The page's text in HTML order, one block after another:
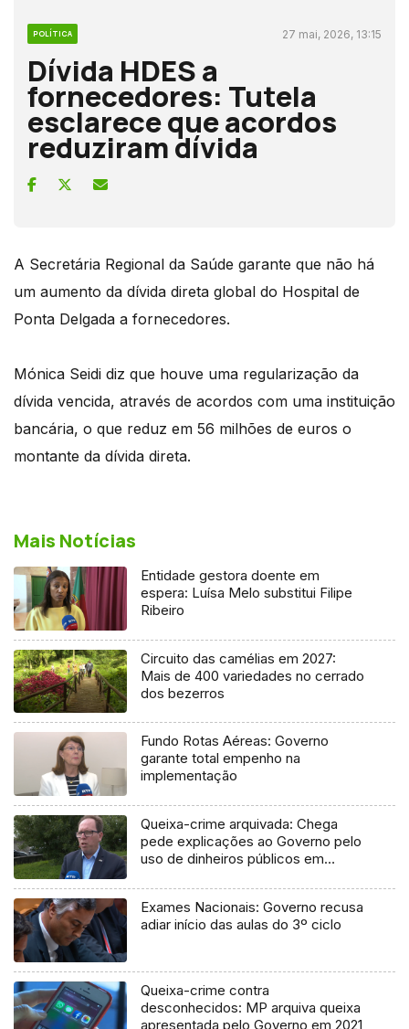
POLÍTICA 27 mai, 2026, 13:15
Dívida HDES a
fornecedores: Tutela
esclarece que acordos
reduziram dívida
A Secretária Regional da Saúde garante que não há
um aumento da dívida direta global do Hospital de
Ponta Delgada a fornecedores.
Mónica Seidi diz que houve uma regularização da
dívida vencida, através de acordos com uma instituição
bancária, o que reduz em 56 milhões de euros o
montante da dívida direta.
Mais Notícias
Entidade gestora doente em
espera: Luísa Melo substitui Filipe
Ribeiro
Circuito das camélias em 2027:
Mais de 400 variedades no cerrado
dos bezerros
Fundo Rotas Aéreas: Governo
garante total empenho na
implementação
Queixa-crime arquivada: Chega
pede explicações ao Governo pelo
uso de dinheiros públicos em
Exames Nacionais: Governo recusa
adiar início das aulas do 3º ciclo
Queixa-crime contra
desconhecidos: MP arquiva queixa
apresentada pelo Governo em 2021